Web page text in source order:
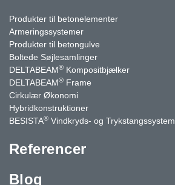
Produkter til betonelementer
Armeringssystemer
Produkter til betongulve
Boltede Søjlesamlinger
DELTABEAM® Kompositbjælker
DELTABEAM® Frame
Cirkulær Økonomi
Hybridkonstruktioner
BESISTA® Vindkryds- og Trykstangssystem
Referencer
Blog